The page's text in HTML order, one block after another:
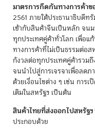
มาตรการกีดกันทางการค้าข
2561 ภายใต้ประธานาธิบดีท
เข้ากับสินค้าจีนเป็นหลัก จน
ทุกประเทศคู่ค้าทั่วโลก เพื่อแ
ทางการค้าที่ไม่เป็นธรรมต่อ
กังวลต่อทุกประเทศคู่ค้ารวม
จนนำไปสู่การเจรจาเพื่อลด
ด้วยเงื่อนไขต่าง ๆ เช่น การ
เติมในสหรัฐฯ เป็นต้น
สินค้าไทยที่ส่งออกไปสหรัฐ
ประกอบด้วย